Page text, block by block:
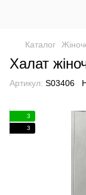
Каталог
Халат
Артикул: S03406
3
3